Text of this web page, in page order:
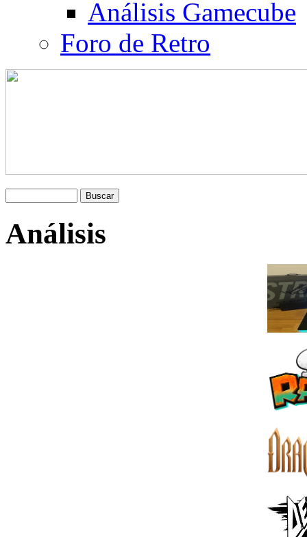
Análisis Gamecube
Foro de Retro
Análisis